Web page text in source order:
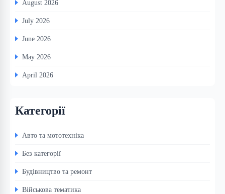
August 2026
July 2026
June 2026
May 2026
April 2026
Категорії
Авто та мототехніка
Без категорії
Будівництво та ремонт
Військова тематика